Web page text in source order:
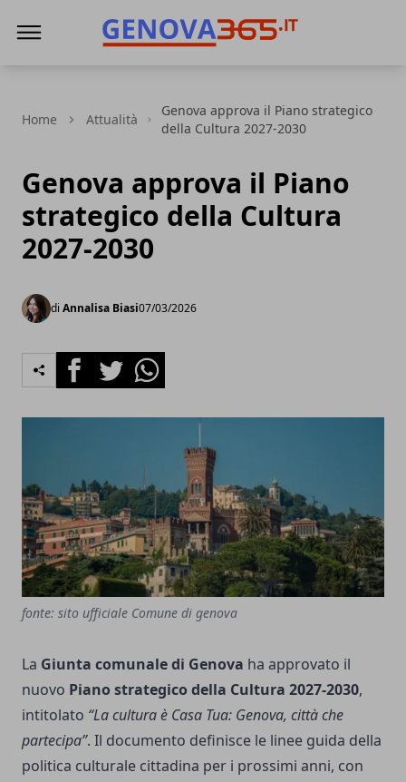
Home Attualità
Genova approva il Piano strategico
della Cultura 2027-2030
Genova approva il Piano
strategico della Cultura
2027-2030
di Annalisa Biasi07/03/2026
FacebookTwitterWhatsapp
fonte: sito ufficiale Comune di genova
La Giunta comunale di Genova ha approvato il
nuovo Piano strategico della Cultura 2027-2030,
intitolato “La cultura è Casa Tua: Genova, città che
partecipa”. Il documento definisce le linee guida della
politica culturale cittadina per i prossimi anni, con